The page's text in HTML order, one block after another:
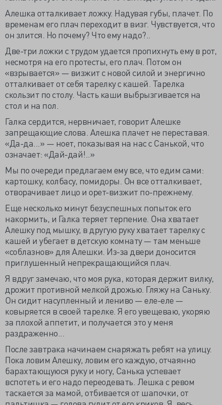
Алешка отталкивает ложку. Надувая губы, плачет. По
временам его плач переходит в визг. Чувствуется, что
он злится. Но почему? Что ему надо?..
Две-три ложки с трудом удается пропихнуть ему в рот,
несмотря на его протесты, его плач. Потом он
«взрывается» — визжит с новой силой и энергично
отталкивает от себя тарелку с кашей. Тарелка
скользит по столу. Часть каши выбрызгивается на
стол и на пол.
Галка сердится, нервничает, говорит Алешке
запрещающие слова. Алешка плачет не переставая.
«Да-да...» — ноет, показывая на нас с Санькой, что
означает: «Дай-дай!..»
Мы по очереди предлагаем ему все, что едим сами:
картошку, колбасу, помидоры. Он все отталкивает,
отворачивает лицо и орет-визжит по-прежнему.
Еще несколько минут безуспешных попыток его
накормить, и Галка теряет терпение. Она хватает
Алешку под мышку, в другую руку хватает тарелку с
кашей и убегает в детскую комнату — там меньше
«соблазнов» для Алешки. Из-за двери доносится
приглушенный непрекращающийся плач.
Я вдруг замечаю, что моя рука, которая держит вилку,
дрожит противной мелкой дрожью. Гляжу на Саньку.
Он сидит насупленный и лениво — еле-еле —
ковыряется в своей тарелке. Я его увещеваю, укоряю
за плохой аппетит, и получается это у меня
раздраженно...
После завтрака начинаем снаряжать ребят на улицу.
Пока ловим Алешку, ловим его каждую, отчаянно
барахтающуюся руку и ногу, Санька успевает
вспотеть и его надо переодевать. Лешка с ревом
таскается за мамой, отбивается от шапочки, от